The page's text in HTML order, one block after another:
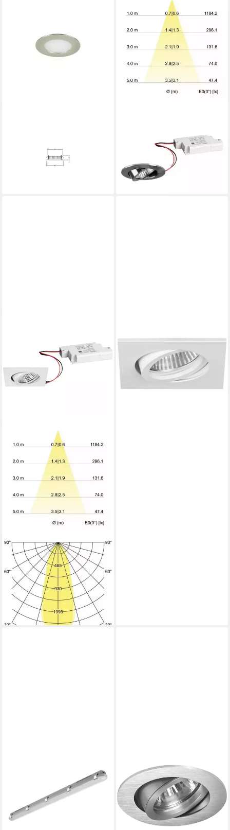
Möbeleinbauleuchte 3000K
D56mm 60°ni-mt 12109153
LED-Einbaustrahler 3000K
ni./matt dimm 39363153,
ab 40,94 €
lieferbar - in 3-4 Werktagen bei dir
BRUMBERG
LED Einbauleuchte Leuchten
LED-Einbaustrahler 3000K
dimm 39365073,
Schwenkbar
49,62 €
lieferbar - in 4-5 Werktagen bei dir
NV-Einbauleuchte 50W
GX5.3 -matt 0000 6507,
Schwenkbar
ab 22,89 €
lieferbar - in 3-4 Werktagen bei dir